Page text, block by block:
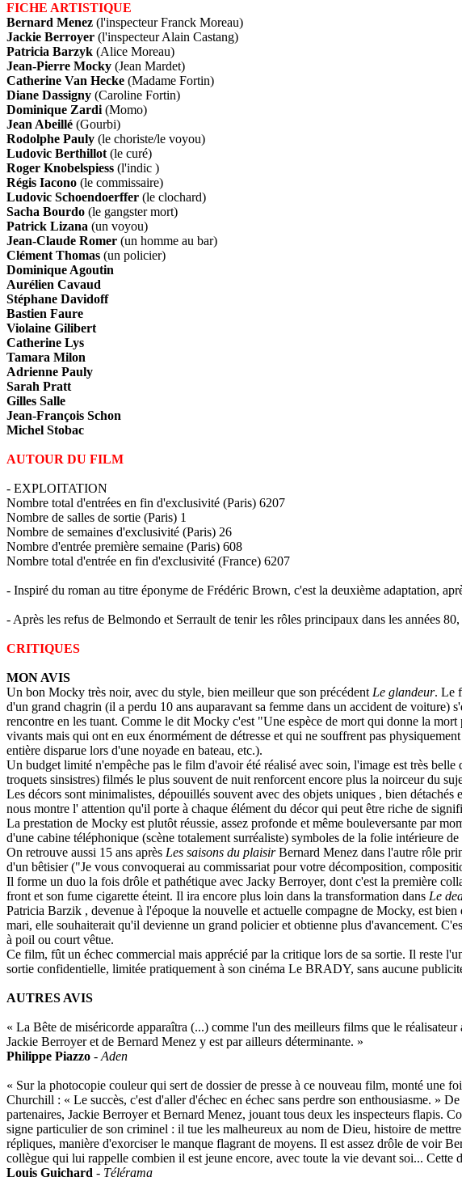
FICHE ARTISTIQUE
Bernard Menez (l'inspecteur Franck Moreau)
Jackie Berroyer (l'inspecteur Alain Castang)
Patricia Barzyk (Alice Moreau)
Jean-Pierre Mocky (Jean Mardet)
Catherine Van Hecke (Madame Fortin)
Diane Dassigny (Caroline Fortin)
Dominique Zardi (Momo)
Jean Abeillé (Gourbi)
Rodolphe Pauly (le choriste/le voyou)
Ludovic Berthillot (le curé)
Roger Knobelspiess (l'indic )
Régis Iacono (le commissaire)
Ludovic Schoendoerffer (le clochard)
Sacha Bourdo (le gangster mort)
Patrick Lizana (un voyou)
Jean-Claude Romer (un homme au bar)
Clément Thomas (un policier)
Dominique Agoutin
Aurélien Cavaud
Stéphane Davidoff
Bastien Faure
Violaine Gilibert
Catherine Lys
Tamara Milon
Adrienne Pauly
Sarah Pratt
Gilles Salle
Jean-François Schon
Michel Stobac
AUTOUR DU FILM
- EXPLOITATION
Nombre total d'entrées en fin d'exclusivité (Paris) 6207
Nombre de salles de sortie (Paris) 1
Nombre de semaines d'exclusivité (Paris) 26
Nombre d'entrée première semaine (Paris) 608
Nombre total d'entrée en fin d'exclusivité (France) 6207
- Inspiré du roman au titre éponyme de Frédéric Brown, c'est la deuxième adaptation,
- Après les refus de Belmondo et Serrault de tenir les rôles principaux dans les années
CRITIQUES
MON AVIS
Un bon Mocky très noir, avec du style, bien meilleur que son précédent Le glandeur. Le
d'un grand chagrin (il a perdu 10 ans auparavant sa femme dans un accident de voiture)
rencontre en les tuant. Comme le dit Mocky c'est "Une espèce de mort qui donne la
vivants mais qui ont en eux énormément de détresse et qui ne souffrent pas
entière disparue lors d'une noyade en bateau, etc.).
Un budget limité n'empêche pas le film d'avoir été réalisé avec soin, l'image est très
troquets sinsistres) filmés le plus souvent de nuit renforcent encore plus la noirceur du
Les décors sont minimalistes, dépouillés souvent avec des objets uniques , bien
nous montre l' attention qu'il porte à chaque élément du décor qui peut être riche de
La prestation de Mocky est plutôt réussie, assez profonde et même bouleversante par
d'une cabine téléphonique (scène totalement surréaliste) symboles de la folie intérieure de
On retrouve aussi 15 ans après Les saisons du plaisirBernard Menez dans l'autre rôle
d'un bêtisier ("Je vous convoquerai au commissariat pour votre décomposition,
Il forme un duo la fois drôle et pathétique avec Jacky Berroyer, dont c'est la première
front et son fume cigarette éteint. Il ira encore plus loin dans la transformation dans Le
Patricia Barzik , devenue à l'époque la nouvelle et actuelle compagne de Mocky, est
mari, elle souhaiterait qu'il devienne un grand policier et obtienne plus d'avancement.
à poil ou court vêtue.
Ce film, fût un échec commercial mais apprécié par la critique lors de sa sortie. Il reste
sortie confidentielle, limitée pratiquement à son cinéma Le BRADY, sans aucune
AUTRES AVIS
« La Bête de miséricorde apparaîtra (...) comme l'un des meilleurs films que le
Jackie Berroyer et de Bernard Menez y est par ailleurs déterminante. »
Philippe Piazzo - Aden
« Sur la photocopie couleur qui sert de dossier de presse à ce nouveau film, monté une
Churchill : « Le succès, c'est d'aller d'échec en échec sans perdre son enthousiasme. »
partenaires, Jackie Berroyer et Bernard Menez, jouant tous deux les inspecteurs flapis.
signe particulier de son criminel : il tue les malheureux au nom de Dieu, histoire de
répliques, manière d'exorciser le manque flagrant de moyens. Il est assez drôle de voir
collègue qui lui rappelle combien il est jeune encore, avec toute la vie devant soi... Cette
Louis Guichard - Télérama